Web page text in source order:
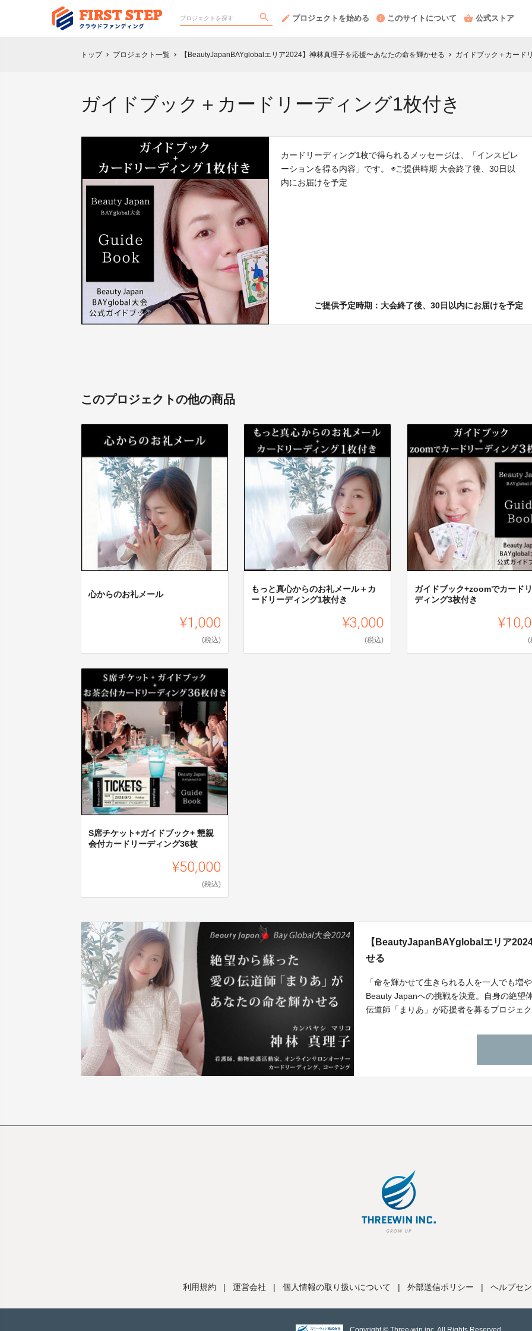
プロジェクトを始める このサイトについて 公式ストア
トップ chevron_right プロジェクト一覧 chevron_right 【BeautyJapanBAYglobalエリア2024】神林真理子を応援〜あなたの命を輝かせる chevron_right ガイドブック＋カード
ガイドブック＋カードリーディング1枚付き
カードリーディング1枚で得られるメッセージは、「インスピレ
ーションを得る内容」です。 ◉ご提供時期 大会終了後、30日以
内にお届けを予定
ご提供予定時期：大会終了後、30日以内にお届けを予定
このプロジェクトの他の商品
心からのお礼メール
¥1,000
(税込)
もっと真心からのお礼メール＋カ
ードリーディング1枚付き
¥3,000
(税込)
ガイドブック+zoomでカード
ディング3枚付き
(
S席チケット+ガイドブック+ 懇親
会付カードリーディング36枚
¥50,000
(税込)
【BeautyJapanBAYglobalエリア
せる
「命を輝かせて生きられる人を一人でも増
Beauty Japanへの挑戦を決意。自身の絶望
伝道師「まりあ」が応援者を募るプロジェ
利用規約 | 運営会社 | 個人情報の取り扱いについて | 外部送信ポリシー | ヘルプセ